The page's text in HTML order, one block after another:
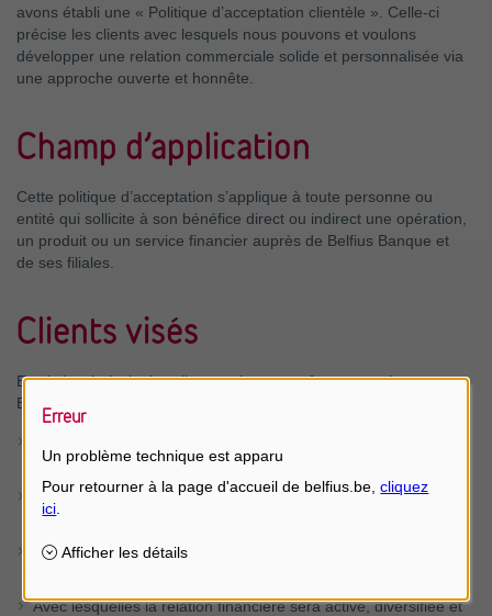
avons établi une « Politique d’acceptation clientèle ». Celle-ci
précise les clients avec lesquels nous pouvons et voulons
développer une relation commerciale solide et personnalisée via
une approche ouverte et honnête.
Champ d’application
Cette politique d’acceptation s’applique à toute personne ou
entité qui sollicite à son bénéfice direct ou indirect une opération,
un produit ou un service financier auprès de Belfius Banque et
de ses filiales.
Clients visés
En règle générale, les clients qui peuvent être acceptés par
Belfius Banque sont les personnes ou entités :
banque et
Qui ont un lien significatif avec la Belgique par leur
établissement ou par une source de revenus durable et
Dont la réalité de ce lien significatif est vérifiable par le chargé
Avec lesquelles la relation financière sera active, diversifiée et
Erreur
Un problème technique est apparu